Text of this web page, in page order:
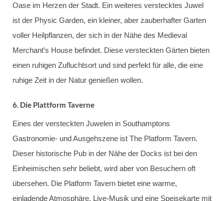
Oase im Herzen der Stadt. Ein weiteres verstecktes Juwel
ist der Physic Garden, ein kleiner, aber zauberhafter Garten
voller Heilpflanzen, der sich in der Nähe des Medieval
Merchant’s House befindet. Diese versteckten Gärten bieten
einen ruhigen Zufluchtsort und sind perfekt für alle, die eine
ruhige Zeit in der Natur genießen wollen.
6. Die Plattform Taverne
Eines der versteckten Juwelen in Southamptons
Gastronomie- und Ausgehszene ist The Platform Tavern.
Dieser historische Pub in der Nähe der Docks ist bei den
Einheimischen sehr beliebt, wird aber von Besuchern oft
übersehen. Die Platform Tavern bietet eine warme,
einladende Atmosphäre, Live-Musik und eine Speisekarte mit